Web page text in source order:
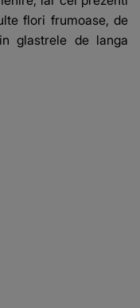
flori frumoase, de
glastrele de langa